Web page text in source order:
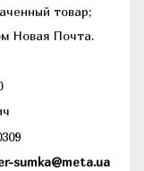
товар;
Новая Почта.
sumka@meta.ua